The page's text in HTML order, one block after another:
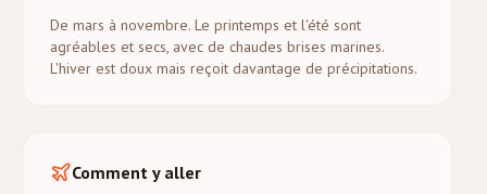
De mars à novembre. Le printemps et l'été sont
agréables et secs, avec de chaudes brises marines.
L'hiver est doux mais reçoit davantage de précipitations.
Comment y aller